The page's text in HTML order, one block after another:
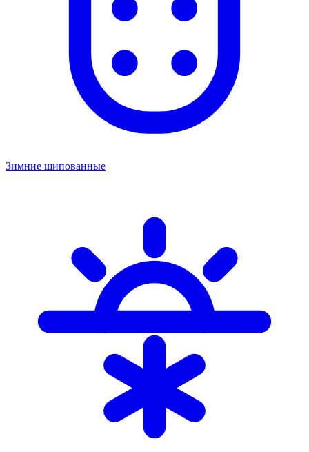
Зимние шипованные